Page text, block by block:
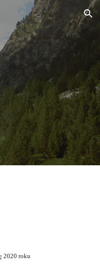
2020 roku